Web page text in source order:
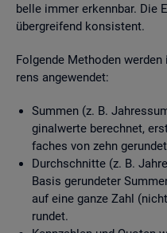
bel­le immer er­kenn­bar. Die
über­grei­fend kon­sis­tent.
Fol­gen­de Me­tho­den
rens an­ge­wen­det:
Sum­men (z. B.
gi­nal­wer­te be­rech­net,
fa­ches von zehn
Durch­schnit­te (z. B.
Basis ge­run­de­ter
auf eine ganze Zahl
run­det.